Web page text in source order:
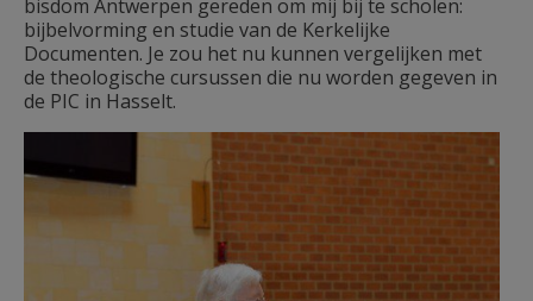
bisdom Antwerpen gereden om mij bij te scholen:
bijbelvorming en studie van de Kerkelijke
Documenten. Je zou het nu kunnen vergelijken met
de theologische cursussen die nu worden gegeven in
de PIC in Hasselt.